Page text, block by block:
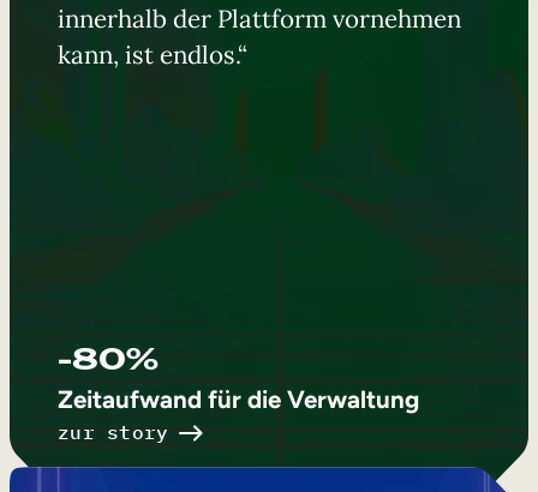
innerhalb der Plattform vornehmen
kann, ist endlos.“
-80%
Zeitaufwand für die Verwaltung
zur story